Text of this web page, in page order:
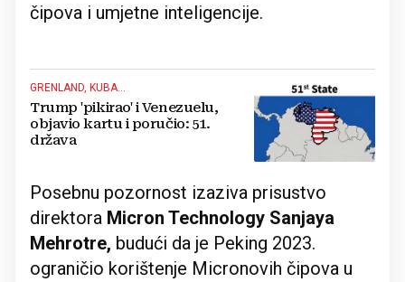
čipova i umjetne inteligencije.
GRENLAND, KUBA...
Trump 'pikirao' i Venezuelu,
objavio kartu i poručio: 51.
država
Posebnu pozornost izaziva prisustvo
direktora Micron Technology Sanjaya
Mehrotre, budući da je Peking 2023.
ograničio korištenje Micronovih čipova u